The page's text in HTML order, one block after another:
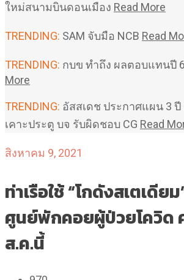
ใหม่สนามบินดอนเมือง Read More
TRENDING: SAM จับมือ NCB Read
TRENDING: กบข ทำถึง ผลตอบแทนปี
More
TRENDING: อัสสเดช ประกาศแผน 3
เคาะประตู บจ รับผิดชอบ CG Read
สิงหาคม 9, 2021
ท่าเรือใช้ “โกดังสเตเดียม
ศูนย์พักคอยผู้ป่วยโควิด
ส.ค.นี้